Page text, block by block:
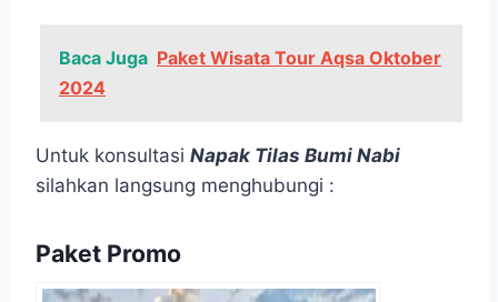
Baca Juga Paket Wisata Tour Aqsa Oktober
2024
Untuk konsultasi Napak Tilas Bumi Nabi
silahkan langsung menghubungi :
Paket Promo